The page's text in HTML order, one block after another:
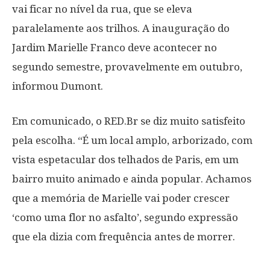
vai ficar no nível da rua, que se eleva
paralelamente aos trilhos. A inauguração do
Jardim Marielle Franco deve acontecer no
segundo semestre, provavelmente em outubro,
informou Dumont.
Em comunicado, o RED.Br se diz muito satisfeito
pela escolha. “É um local amplo, arborizado, com
vista espetacular dos telhados de Paris, em um
bairro muito animado e ainda popular. Achamos
que a memória de Marielle vai poder crescer
‘como uma flor no asfalto’, segundo expressão
que ela dizia com frequência antes de morrer.